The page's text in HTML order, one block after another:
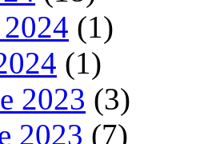
(1)
(1)
2023 (3)
2023 (7)